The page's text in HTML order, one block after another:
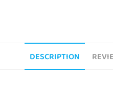
DESCRIPTION